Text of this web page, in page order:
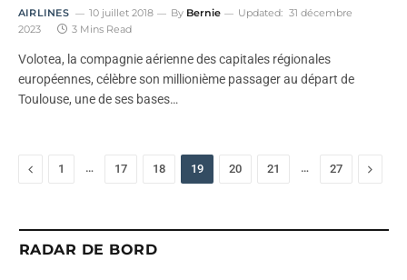
AIRLINES 10 juillet 2018 By Bernie Updated: 31 décembre
2023
3 Mins Read
Volotea, la compagnie aérienne des capitales régionales
européennes, célèbre son millionième passager au départ de
Toulouse, une de ses bases…
Previous
1 … 17 18 19 20 21 … 27 Next
RADAR DE BORD